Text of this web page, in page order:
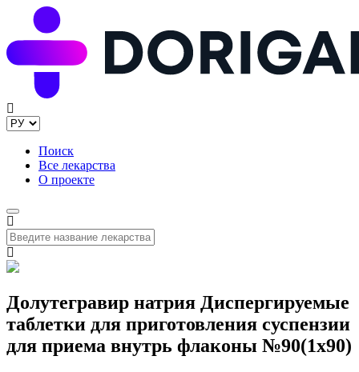
Поиск
Все лекарства
О проекте
Долутегравир натрия Диспергируемые
таблетки для приготовления суспензии
для приема внутрь флаконы №90(1x90)